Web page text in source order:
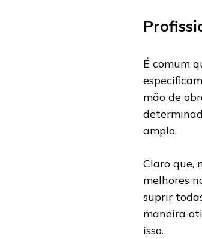
É comum
mão de
amplo.
Claro que,
melhores
suprir
maneira
isso.